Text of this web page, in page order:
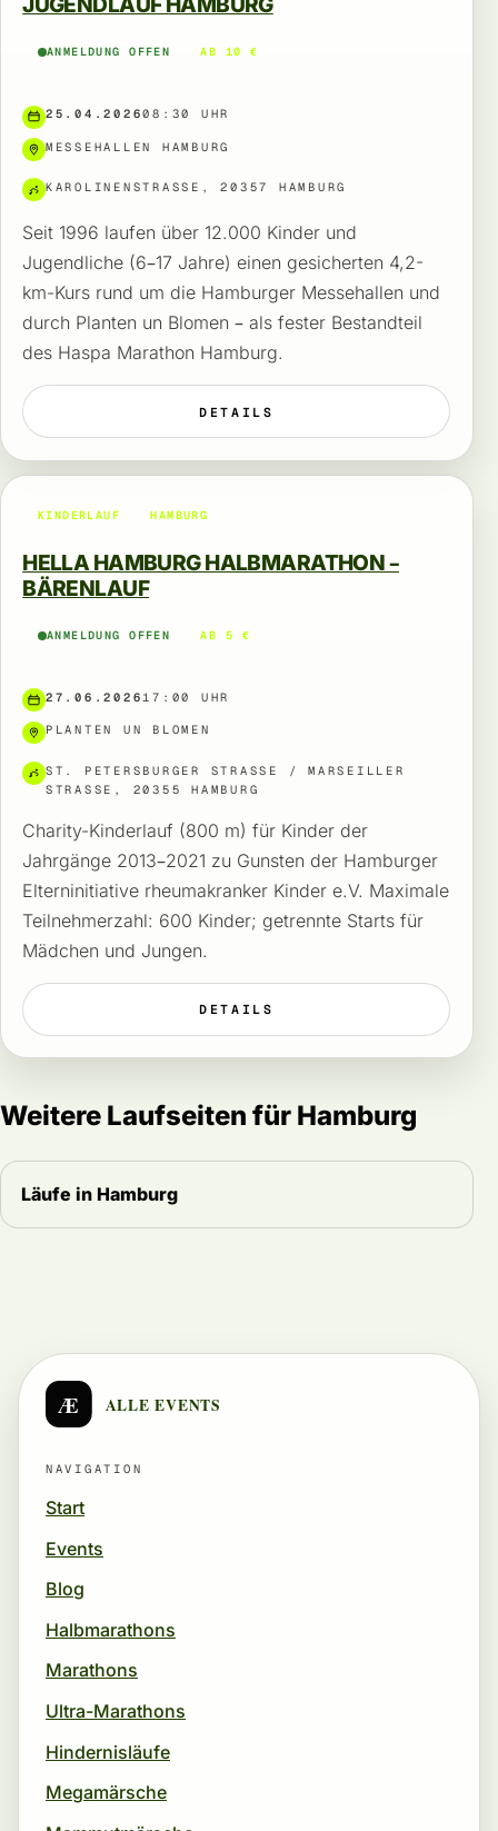
ANMELDUNG OFFEN AB 10 €
25.04.202608:30 UHR
MESSEHALLEN HAMBURG
KAROLINENSTRASSE, 20357 HAMBURG
Seit 1996 laufen über 12.000 Kinder und
Jugendliche (6–17 Jahre) einen gesicherten 4,2-
km-Kurs rund um die Hamburger Messehallen und
durch Planten un Blomen – als fester Bestandteil
des Haspa Marathon Hamburg.
DETAILS
KINDERLAUF HAMBURG
HELLA HAMBURG HALBMARATHON –
BÄRENLAUF
ANMELDUNG OFFEN AB 5 €
27.06.202617:00 UHR
PLANTEN UN BLOMEN
ST. PETERSBURGER STRASSE / MARSEILLER S
TRASSE, 20355 HAMBURG
Charity-Kinderlauf (800 m) für Kinder der
Jahrgänge 2013–2021 zu Gunsten der Hamburger
Elterninitiative rheumakranker Kinder e.V. Maximale
Teilnehmerzahl: 600 Kinder; getrennte Starts für
Mädchen und Jungen.
DETAILS
Weitere Laufseiten für Hamburg
Läufe in Hamburg
Æ ALLE EVENTS
NAVIGATION
Start
Events
Blog
Halbmarathons
Marathons
Ultra-Marathons
Hindernisläufe
Megamärsche